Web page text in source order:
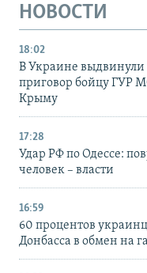
НОВОСТИ
18:02
В Украине выдвинули
приговор бойцу ГУР
Крыму
17:28
Удар РФ по Одессе:
человек – власти
16:59
60 процентов
Донбасса в обмен на